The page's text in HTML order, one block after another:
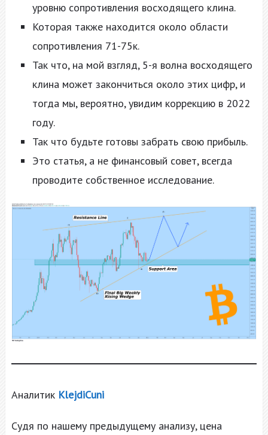
уровню сопротивления восходящего клина.
Которая также находится около области
сопротивления 71-75к.
Так что, на мой взгляд, 5-я волна восходящего
клина может закончиться около этих цифр, и
тогда мы, вероятно, увидим коррекцию в 2022
году.
Так что будьте готовы забрать свою прибыль.
Это статья, а не финансовый совет, всегда
проводите собственное исследование.
Аналитик KlejdiCuni
Судя по нашему предыдущему анализу, цена